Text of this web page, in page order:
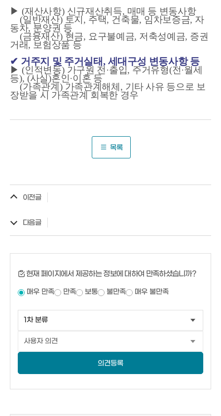
▶ (재산사항) 신규재산취득, 매매 등 변동사항
(일반재산) 토지 , 주택, 건축물, 임차보증금, 자
동차, 분양권 등
(금융재산) 현금, 요구불예금, 저축성예금, 증권
거래, 보험상품 등
✔ 거주지 및 주거실태, 세대구성 변동사항 등
▶ (인적변동) 가구원 전 ·출입, 주거유형(전 ·월세
등), (사실)혼인·이혼 등
(가족관계 ) 가족관계해체 , 기타 사유 등으로 보
장받을 시 가족관계 회 복한 경우
목록
이전글
다음글
현재 페이지에서 제공하는 정보에 대하여 만족하셨습니까?
매우 만족 만족 보통 불만족 매우 불만족
의견등록